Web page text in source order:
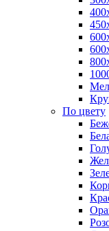
По цвету